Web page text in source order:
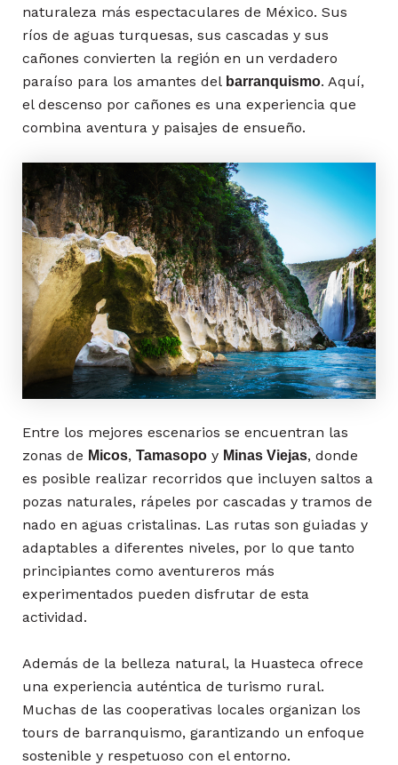
naturaleza más espectaculares de México. Sus
ríos de aguas turquesas, sus cascadas y sus
cañones convierten la región en un verdadero
paraíso para los amantes del barranquismo. Aquí,
el descenso por cañones es una experiencia que
combina aventura y paisajes de ensueño.
Entre los mejores escenarios se encuentran las
zonas de Micos, Tamasopoy Minas Viejas, donde
es posible realizar recorridos que incluyen saltos a
pozas naturales, rápeles por cascadas y tramos de
nado en aguas cristalinas. Las rutas son guiadas y
adaptables a diferentes niveles, por lo que tanto
principiantes como aventureros más
experimentados pueden disfrutar de esta
actividad.
Además de la belleza natural, la Huasteca ofrece
una experiencia auténtica de turismo rural.
Muchas de las cooperativas locales organizan los
tours de barranquismo, garantizando un enfoque
sostenible y respetuoso con el entorno.